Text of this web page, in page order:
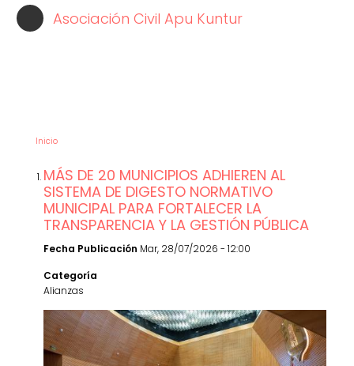
Pasar
Asociación Civil Apu Kuntur
Inicio
MÁS DE 20 MUNICIPIOS ADHIEREN AL
SISTEMA DE DIGESTO NORMATIVO
MUNICIPAL PARA FORTALECER LA
TRANSPARENCIA Y LA GESTIÓN PÚBLICA
Fecha Publicación Mar, 28/07/2026 - 12:00
Categoría
Alianzas